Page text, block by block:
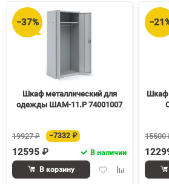
−37%
Шкаф металлический для
одежды ШАМ-11.Р 74001007
19927 ₽ −7332 ₽
12595 ₽ В наличии
ДобавитьДобавить
В корзину
Шкаф
15500